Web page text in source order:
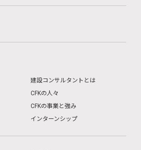
建設コンサルタントとは
CFKの人々
CFKの事業と強み
インターンシップ